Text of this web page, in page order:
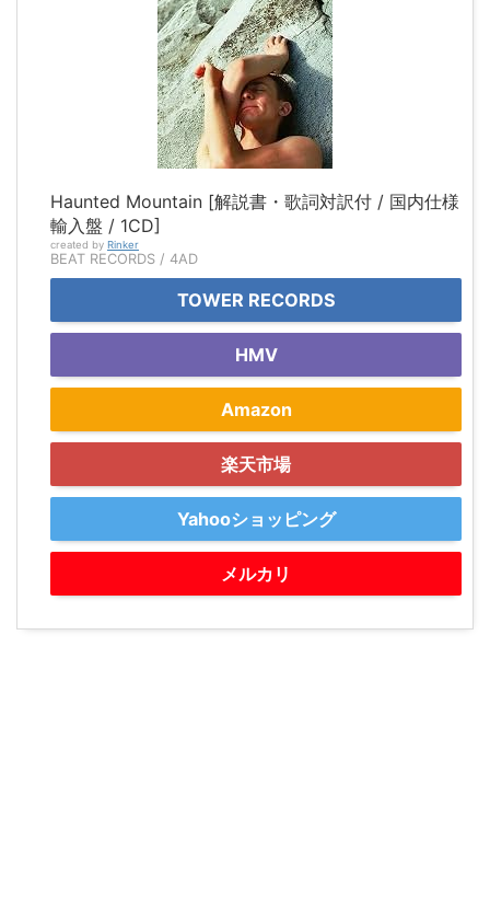
Haunted Mountain [解説書・歌詞対訳付 / 国内仕様
輸入盤 / 1CD]
created by Rinker
BEAT RECORDS / 4AD
TOWER RECORDS
HMV
Amazon
楽天市場
Yahooショッピング
メルカリ